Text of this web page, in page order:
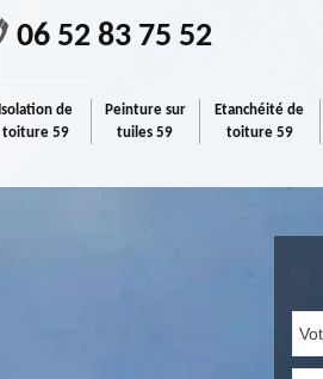
06 52 83 75 52
Isolation de
toiture 59
Peinture sur
tuiles 59
Etanchéité de
toiture 59